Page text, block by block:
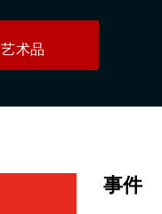
艺术品
事件